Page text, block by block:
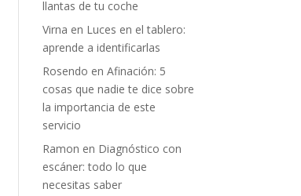
llantas de tu coche
Virna en Luces en el tablero:
aprende a identificarlas
Rosendo enAfinación: 5
cosas que nadie te dice sobre
la importancia de este
servicio
Ramon en Diagnóstico con
escáner: todo lo que
necesitas saber